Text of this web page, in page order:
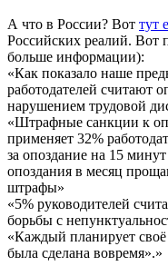
А что в России? Вот тут
Российских реалий. Вот
больше информации):
«Как показало наше
работодателей считают
нарушением трудовой
«Штрафные санкции к
применяет 32%
за опоздание на 15
опоздания в месяц
штрафы»
«5% руководителей
борьбы с
«Каждый планирует своё
была сделана вовремя».»